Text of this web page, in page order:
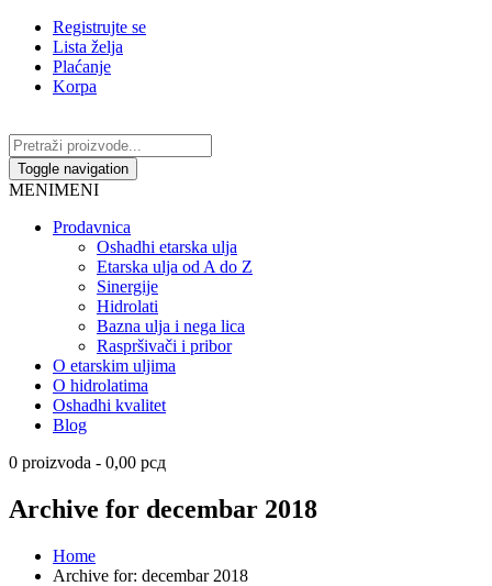
Registrujte se
Lista želja
Plaćanje
Korpa
Toggle navigation
MENIMENI
Prodavnica
Oshadhi etarska ulja
Etarska ulja od A do Z
Sinergije
Hidrolati
Bazna ulja i nega lica
Raspršivači i pribor
O etarskim uljima
O hidrolatima
Oshadhi kvalitet
Blog
0 proizvoda - 0,00 рсд
Archive for decembar 2018
Home
Archive for: decembar 2018